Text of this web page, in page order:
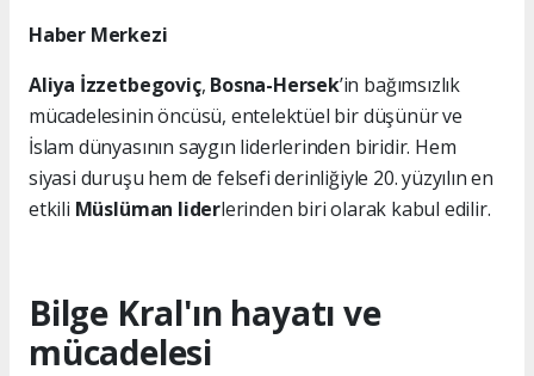
Haber Merkezi
Aliya İzzetbegoviç, Bosna-Hersek’in bağımsızlık
mücadelesinin öncüsü, entelektüel bir düşünür ve
İslam dünyasının saygın liderlerinden biridir. Hem
siyasi duruşu hem de felsefi derinliğiyle 20. yüzyılın en
etkili Müslüman liderlerinden biri olarak kabul edilir.
Bilge Kral'ın hayatı ve
mücadelesi